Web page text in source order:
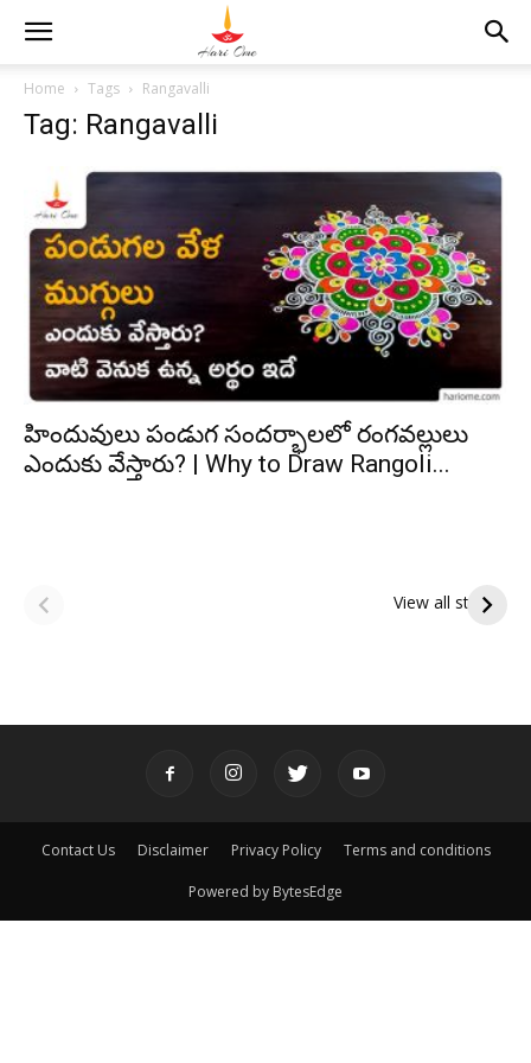
Home Tags Rangavalli
Tag: Rangavalli
హిందువులు పండుగ సందర్భాలలో రంగవల్లులు
ఎందుకు వేస్తారు? | Why to Draw Rangoli...
View all stories
పితృదేవతల ఆశీర్వాదం
ఇంద్రకీలాద్రి గిరి ప్రదక్షిణ
Contact Us Disclaimer Privacy Policy Terms and conditions
Powered by BytesEdge